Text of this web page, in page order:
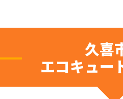
久喜
エコキュー